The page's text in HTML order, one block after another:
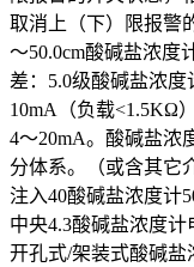
取消上（下）限报警
～50.0cm酸碱盐浓度
差：5.0级酸碱盐浓
10mA（负载<1.5KΩ
4～20mA。酸碱盐浓
分体系。（或含其它
注入40酸碱盐浓度计
中央4.3酸碱盐浓度
开孔式/架装式酸碱盐